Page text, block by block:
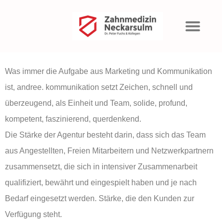
andree.
kommunikation
Was immer die Aufgabe aus Marketing und Kommunikation
ist, andree. kommunikation setzt Zeichen, schnell und
überzeugend, als Einheit und Team, solide, profund,
kompetent, faszinierend, querdenkend.
Die Stärke der Agentur besteht darin, dass sich das Team
aus Angestellten, Freien Mitarbeitern und Netzwerkpartnern
zusammensetzt, die sich in intensiver Zusammenarbeit
qualifiziert, bewährt und eingespielt haben und je nach
Bedarf eingesetzt werden. Stärke, die den Kunden zur
Verfügung steht.